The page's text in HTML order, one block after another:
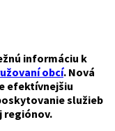
informáciu k
obcí. Nová
efektívnejšiu
služieb
regiónov.